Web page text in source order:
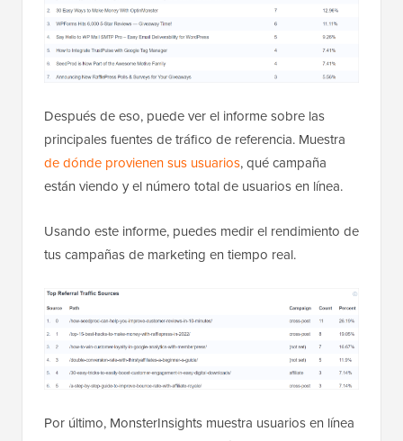
Después de eso, puede ver el informe sobre las
principales fuentes de tráfico de referencia. Muestra
de dónde provienen sus usuarios, qué campaña
están viendo y el número total de usuarios en línea.
Usando este informe, puedes medir el rendimiento de
tus campañas de marketing en tiempo real.
Por último, MonsterInsights muestra usuarios en línea